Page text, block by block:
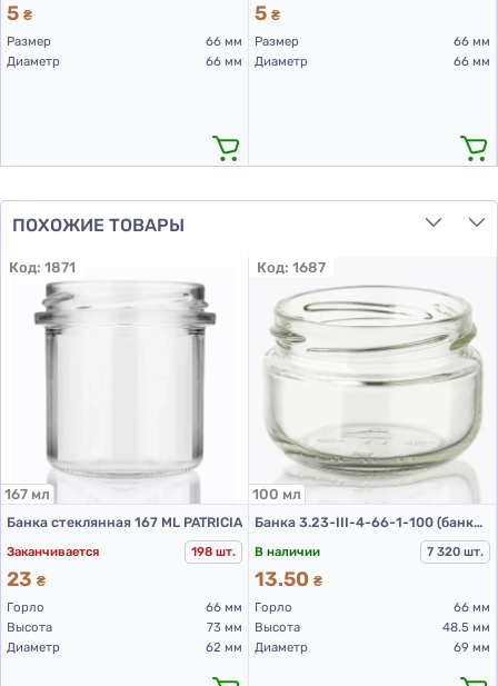
5 ₴
Размер
66 мм
Диаметр
66 мм
5 ₴
Размер
66 мм
Диаметр
66 мм
ПОХОЖИЕ ТОВАРЫ
Код: 1871
167 мл
Банка стеклянная 167 ML PATRICIA
Заканчивается
198 шт.
23 ₴
Горло
66 мм
Высота
73 мм
Диаметр
62 мм
Код: 1687
100 мл
Банка 3.23-III-4-66-1-100 (банки стеклянные 100 мл)
В наличии
7 320 шт.
13.50 ₴
Горло
66 мм
Высота
48.5 мм
Диаметр
69 мм